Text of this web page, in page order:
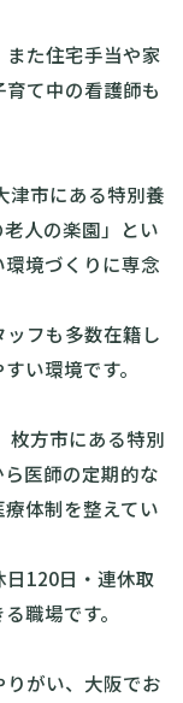
た住宅手当や家
て中の看護師も
津市にある特別養
人の楽園」とい
境づくりに専念
フも多数在籍し
い環境です。
枚方市にある特別
医師の定期的な
体制を整えてい
120日・連休取
職場です。
がい、大阪でお